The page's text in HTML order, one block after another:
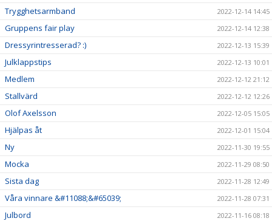
Trygghetsarmband 2022-12-14 14:45
Gruppens fair play 2022-12-14 12:38
Dressyrintresserad? :) 2022-12-13 15:39
Julklappstips 2022-12-13 10:01
Medlem 2022-12-12 21:12
Stallvärd 2022-12-12 12:26
Olof Axelsson 2022-12-05 15:05
Hjälpas åt 2022-12-01 15:04
Ny 2022-11-30 19:55
Mocka 2022-11-29 08:50
Sista dag 2022-11-28 12:49
Våra vinnare &#11088;&#65039; 2022-11-28 07:31
Julbord 2022-11-16 08:18